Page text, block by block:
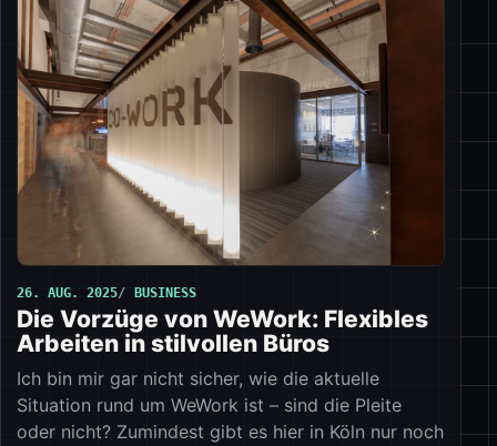
26. AUG. 2025 BUSINESS
Die Vorzüge von WeWork: Flexibles
Arbeiten in stilvollen Büros
Ich bin mir gar nicht sicher, wie die aktuelle
Situation rund um WeWork ist – sind die Pleite
oder nicht? Zumindest gibt es hier in Köln nur noch